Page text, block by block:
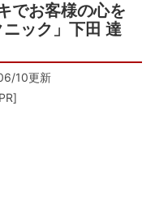
でお客様の心を
ック」下田 達
10更新